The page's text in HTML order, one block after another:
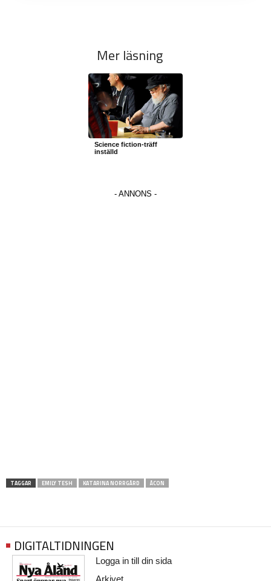
Mer läsning
Science fiction-träff
inställd
TAGGAR EMILY TESH KATARINA NORRGÅRD ÅCON
DIGITALTIDNINGEN
Logga in till din sida
Arkivet